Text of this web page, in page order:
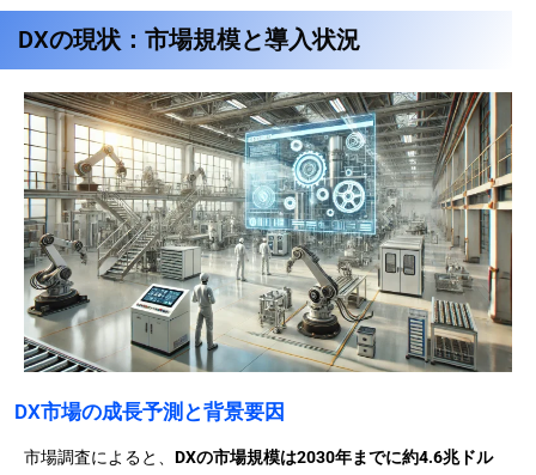
DXの現状：市場規模と導入状況
DX市場の成長予測と背景要因
市場調査によると、 DXの市場規模は2030年までに約4.6兆ドル